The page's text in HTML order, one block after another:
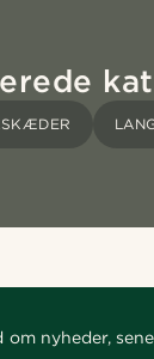
nyheder,